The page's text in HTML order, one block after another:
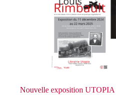
Nouvelle exposition UTOPIA